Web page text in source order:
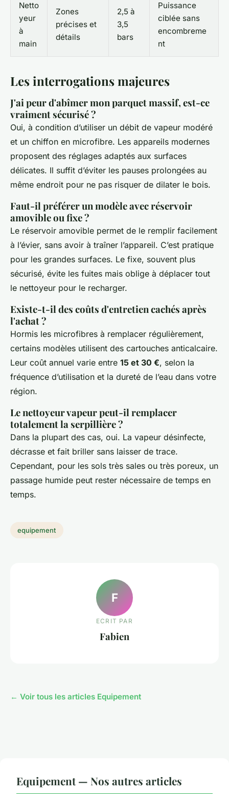
Netto
yeur
à
main
Zones
précises et
détails
2,5 à
3,5
bars
Puissance
ciblée sans
encombreme
nt
Les interrogations majeures
J'ai peur d'abîmer mon parquet massif, est-ce
vraiment sécurisé ?
Oui, à condition d’utiliser un débit de vapeur modéré
et un chiffon en microfibre. Les appareils modernes
proposent des réglages adaptés aux surfaces
délicates. Il suffit d’éviter les pauses prolongées au
même endroit pour ne pas risquer de dilater le bois.
Faut-il préférer un modèle avec réservoir
amovible ou fixe ?
Le réservoir amovible permet de le remplir facilement
à l’évier, sans avoir à traîner l’appareil. C’est pratique
pour les grandes surfaces. Le fixe, souvent plus
sécurisé, évite les fuites mais oblige à déplacer tout
le nettoyeur pour le recharger.
Existe-t-il des coûts d'entretien cachés après
l'achat ?
Hormis les microfibres à remplacer régulièrement,
certains modèles utilisent des cartouches anticalcaire.
Leur coût annuel varie entre 15 et 30 €, selon la
fréquence d’utilisation et la dureté de l’eau dans votre
région.
Le nettoyeur vapeur peut-il remplacer
totalement la serpillière ?
Dans la plupart des cas, oui. La vapeur désinfecte,
décrasse et fait briller sans laisser de trace.
Cependant, pour les sols très sales ou très poreux, un
passage humide peut rester nécessaire de temps en
temps.
equipement
F
ECRIT PAR
Fabien
← Voir tous les articles Equipement
Equipement — Nos autres articles